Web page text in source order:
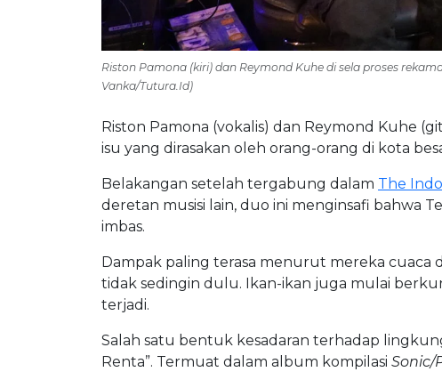
Riston Pamona (kiri) dan Reymond Kuhe di sela proses
Vanka/Tutura.Id)
Riston Pamona (vokalis) dan Reymond Kuhe
isu yang dirasakan oleh orang-orang di kota
Belakangan setelah tergabung dalam The
deretan musisi lain, duo ini menginsafi bahwa
imbas.
Dampak paling terasa menurut mereka cuaca
tidak sedingin dulu. Ikan-ikan juga mulai
terjadi.
Salah satu bentuk kesadaran terhadap
Renta”. Termuat dalam album kompilasi Sonic/